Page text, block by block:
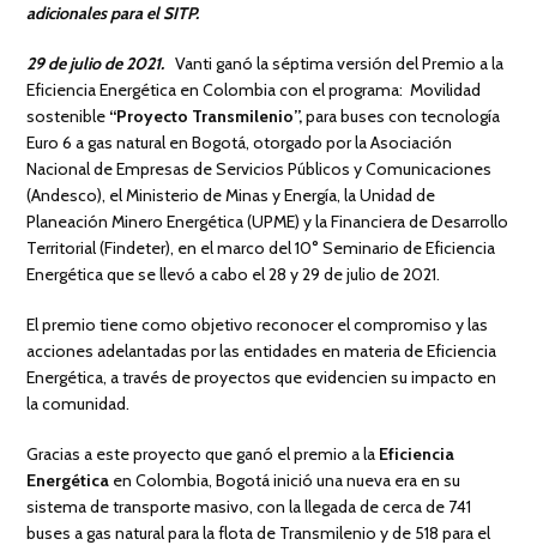
adicionales para el SITP.
29 de julio de 2021. Vanti ganó la séptima versión del Premio a la
Eficiencia Energética en Colombia con el programa: Movilidad
sostenible “Proyecto Transmilenio”,para buses con tecnología
Euro 6 a gas natural en Bogotá, otorgado por la Asociación
Nacional de Empresas de Servicios Públicos y Comunicaciones
(Andesco), el Ministerio de Minas y Energía, la Unidad de
Planeación Minero Energética (UPME) y la Financiera de Desarrollo
Territorial (Findeter), en el marco del 10° Seminario de Eficiencia
Energética que se llevó a cabo el 28 y 29 de julio de 2021.
El premio tiene como objetivo reconocer el compromiso y las
acciones adelantadas por las entidades en materia de Eficiencia
Energética, a través de proyectos que evidencien su impacto en
la comunidad.
Gracias a este proyecto que ganó el premio a la Eficiencia
Energética en Colombia, Bogotá inició una nueva era en su
sistema de transporte masivo, con la llegada de cerca de 741
buses a gas natural para la flota de Transmilenio y de 518 para el